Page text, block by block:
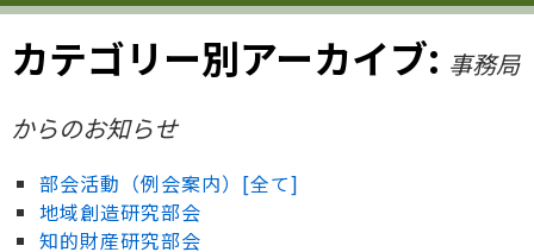
カテゴリー別アーカイブ: 事務局
からのお知らせ
部会活動（例会案内）[全て]
地域創造研究部会
知的財産研究部会